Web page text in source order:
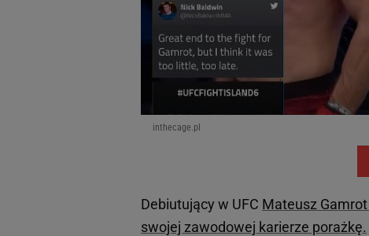
inthecage.pl
Debiutujący w UFC Mateusz Gamrot
swojej zawodowej karierze porażkę.